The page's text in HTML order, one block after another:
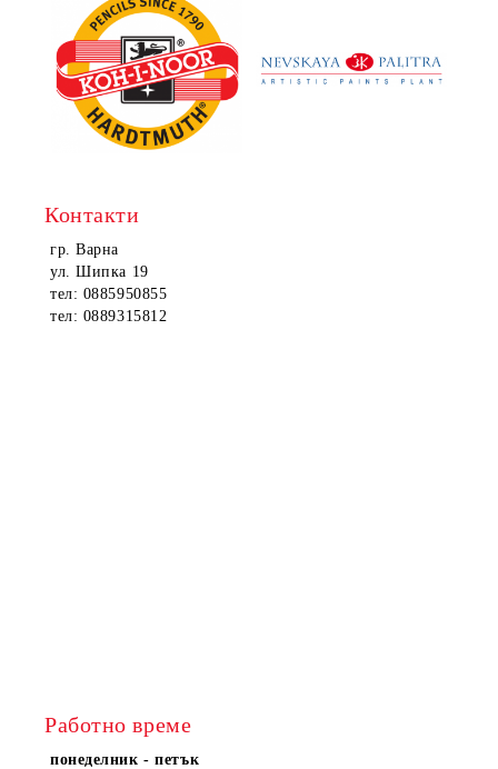
Контакти
гр. Варна
ул. Шипка 19
тел: 0885950855
тел: 0889315812
Работно време
понеделник - петък